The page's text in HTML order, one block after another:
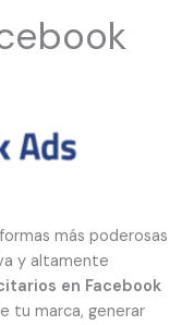
más poderosas
y altamente
en Facebook
tu marca, generar